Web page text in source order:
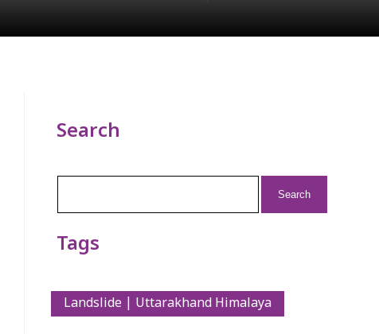
Search
Tags
Landslide | Uttarakhand Himalaya